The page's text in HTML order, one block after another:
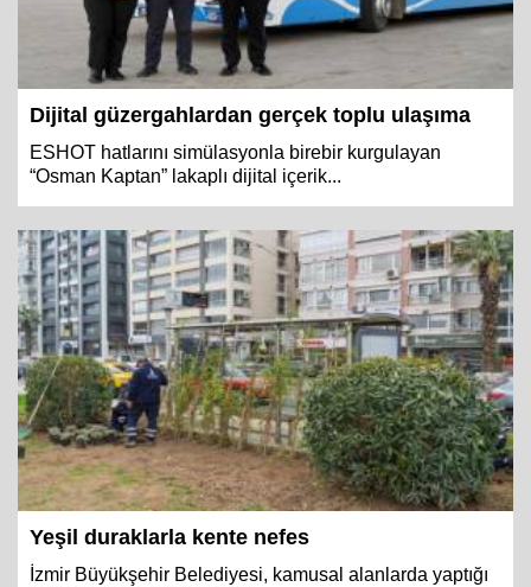
Dijital güzergahlardan gerçek toplu ulaşıma
ESHOT hatlarını simülasyonla birebir kurgulayan
“Osman Kaptan” lakaplı dijital içerik...
Yeşil duraklarla kente nefes
İzmir Büyükşehir Belediyesi, kamusal alanlarda yaptığı